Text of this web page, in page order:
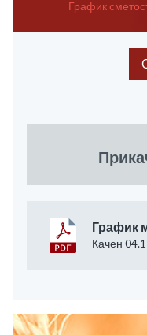
График
График
Качен